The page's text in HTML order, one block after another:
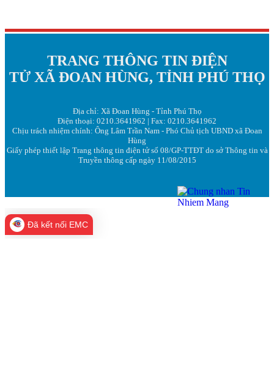
TRANG THÔNG TIN ĐIỆN
TỬ XÃ ĐOAN HÙNG, TỈNH PHÚ THỌ
Địa chỉ: Xã Đoan Hùng - Tỉnh Phú Thọ
Điện thoại: 0210.3641962 | Fax: 0210.3641962
Chịu trách nhiệm chính: Ông Lâm Trần Nam - Phó Chủ tịch UBND xã Đoan
Hùng
Giấy phép thiết lập Trang thông tin điện tử số 08/GP-TTĐT do sở Thông tin và
Truyền thông cấp ngày 11/08/2015
Đã kết nối EMC